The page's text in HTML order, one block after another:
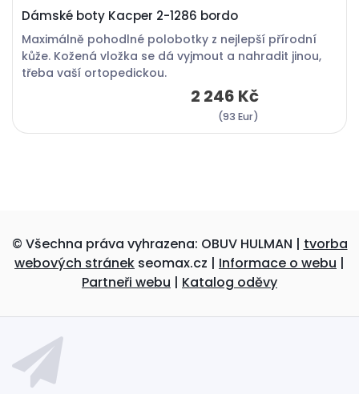
Dámské boty Kacper 2-1286 bordo
Maximálně pohodlné polobotky z nejlepší přírodní
kůže. Kožená vložka se dá vyjmout a nahradit jinou,
třeba vaší ortopedickou.
2 246 Kč
(93 Eur)
© Všechna práva vyhrazena: OBUV HULMAN | tvorba
webových stránek seomax.cz | Informace o webu |
Partneři webu | Katalog oděvy